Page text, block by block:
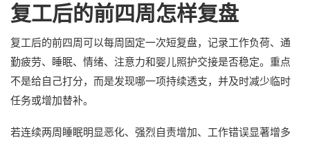
复工后的前四周怎样复盘
复工后的前四周可以每周固定一次短复盘，记录工作负荷、通
勤疲劳、睡眠、情绪、注意力和婴儿照护交接是否稳定。重点
不是给自己打分，而是发现哪一项持续透支，并及时减少临时
任务或增加替补。
若连续两周睡眠明显恶化、强烈自责增加、工作错误显著增多